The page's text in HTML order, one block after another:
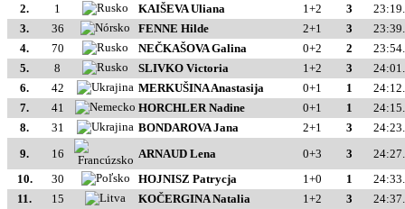
2.
1 KAIŠEVA Uliana 1+2 3
3.
36 FENNE Hilde 2+1 3
4.
70 NEČKAŠOVA Galina 0+2 2
5.
8 SLIVKO Victoria 1+2 3
6.
42 MERKUŠINA Anastasija 0+1 1
7.
41 HORCHLER Nadine 0+1 1
8.
31 BONDAROVA Jana 2+1 3
9.
16 ARNAUD Lena 0+3 3
10.
30 HOJNISZ Patrycja 1+0 1
11.
15 KOČERGINA Natalia 1+2 3